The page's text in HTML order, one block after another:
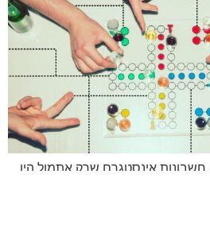
חשבונות אינסטגרם שרק אתמול היו